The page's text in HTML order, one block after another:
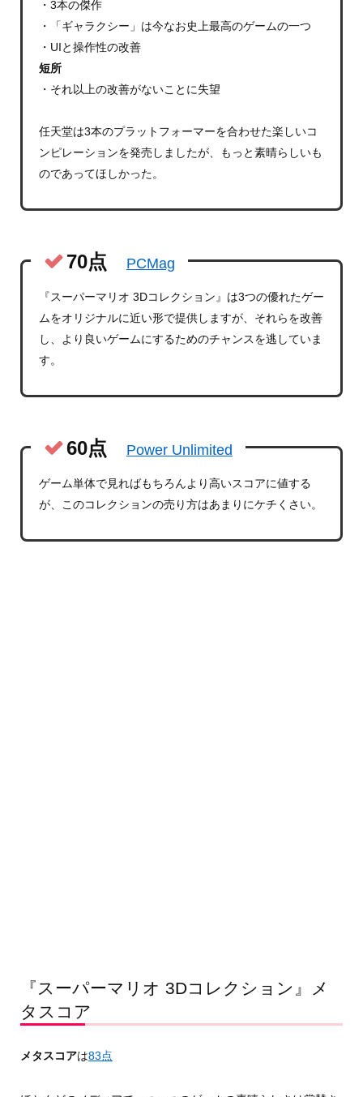
・3本の傑作
・「ギャラクシー」は今なお史上最高のゲームの一つ
・UIと操作性の改善
短所
・それ以上の改善がないことに失望
任天堂は3本のプラットフォーマーを合わせた楽しいコ
ンピレーションを発売しましたが、もっと素晴らしいも
のであってほしかった。
70点 PCMag
『スーパーマリオ 3Dコレクション』は3つの優れたゲー
ムをオリジナルに近い形で提供しますが、それらを改善
し、より良いゲームにするためのチャンスを逃していま
す。
60点 Power Unlimited
ゲーム単体で見ればもちろんより高いスコアに値する
が、このコレクションの売り方はあまりにケチくさい。
『スーパーマリオ 3Dコレクション』メ
タスコア
メタスコアは83点